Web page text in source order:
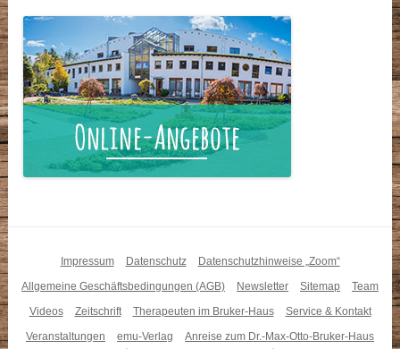
Impressum Datenschutz
Datenschutzhinweise „Zoom“
Allgemeine Geschäftsbedingungen (AGB)
Newsletter Sitemap
Team
Videos
Zeitschrift Therapeuten im Bruker-Haus
Service & Kontakt
Veranstaltungen
emu-Verlag Anreise zum Dr.-Max-Otto-Bruker-Haus